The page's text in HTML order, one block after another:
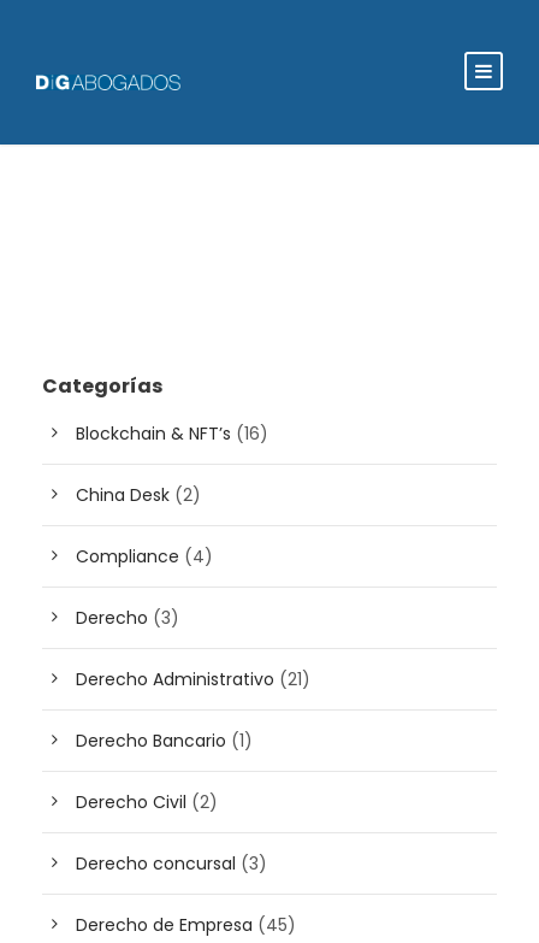
Categorías
Blockchain & NFT’s (16)
China Desk (2)
Compliance (4)
Derecho (3)
Derecho Administrativo (21)
Derecho Bancario (1)
Derecho Civil (2)
Derecho concursal (3)
Derecho de Empresa (45)